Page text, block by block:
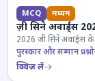
MCQ मध्यम
ज़ी सिने अवार्ड्स
2026 जी सिने अवार्ड्स के
पुरस्कार और सम्मान
क्विज़ लें